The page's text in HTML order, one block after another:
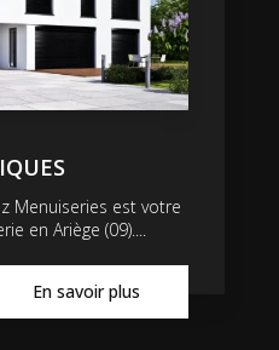
Menuiseries est votre
en Ariège (09)....
En savoir plus